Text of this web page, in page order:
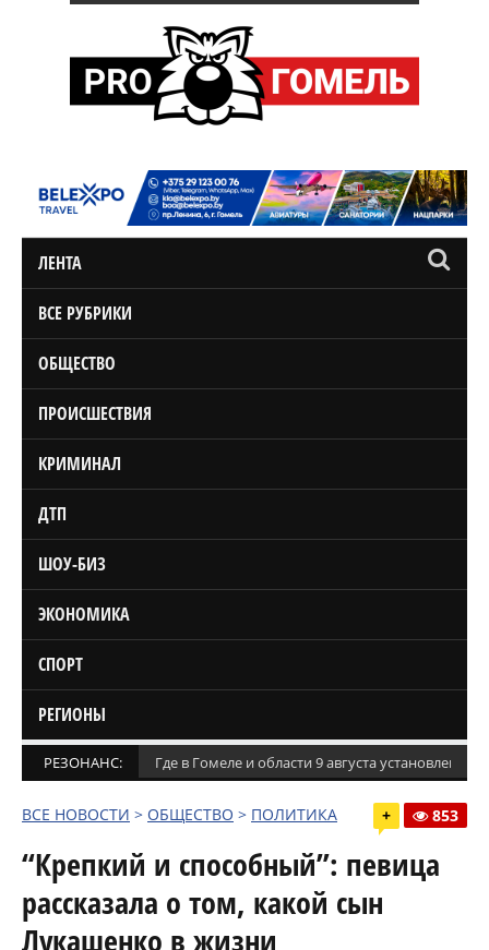
ЛЕНТА
ВСЕ РУБРИКИ
ОБЩЕСТВО
ПРОИСШЕСТВИЯ
КРИМИНАЛ
ДТП
ШОУ-БИЗ
ЭКОНОМИКА
СПОРТ
РЕГИОНЫ
РЕЗОНАНС: Где в Гомеле и области 9 августа установлены
ВСЕ НОВОСТИ > ОБЩЕСТВО > ПОЛИТИКА + 853
“Крепкий и способный”: певица
рассказала о том, какой сын
Лукашенко в жизни